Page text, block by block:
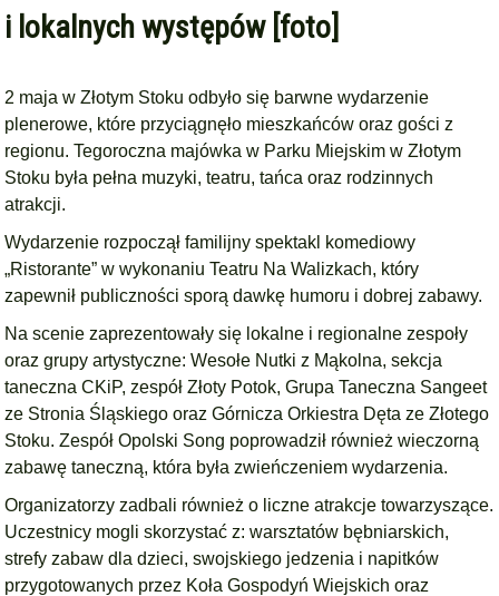
i lokalnych występów [foto]
2 maja w Złotym Stoku odbyło się barwne wydarzenie
plenerowe, które przyciągnęło mieszkańców oraz gości z
regionu. Tegoroczna majówka w Parku Miejskim w Złotym
Stoku była pełna muzyki, teatru, tańca oraz rodzinnych
atrakcji.
Wydarzenie rozpoczął familijny spektakl komediowy
„Ristorante” w wykonaniu Teatru Na Walizkach, który
zapewnił publiczności sporą dawkę humoru i dobrej zabawy.
Na scenie zaprezentowały się lokalne i regionalne zespoły
oraz grupy artystyczne: Wesołe Nutki z Mąkolna, sekcja
taneczna CKiP, zespół Złoty Potok, Grupa Taneczna Sangeet
ze Stronia Śląskiego oraz Górnicza Orkiestra Dęta ze Złotego
Stoku. Zespół Opolski Song poprowadził również wieczorną
zabawę taneczną, która była zwieńczeniem wydarzenia.
Organizatorzy zadbali również o liczne atrakcje towarzyszące.
Uczestnicy mogli skorzystać z: warsztatów bębniarskich,
strefy zabaw dla dzieci, swojskiego jedzenia i napitków
przygotowanych przez Koła Gospodyń Wiejskich oraz